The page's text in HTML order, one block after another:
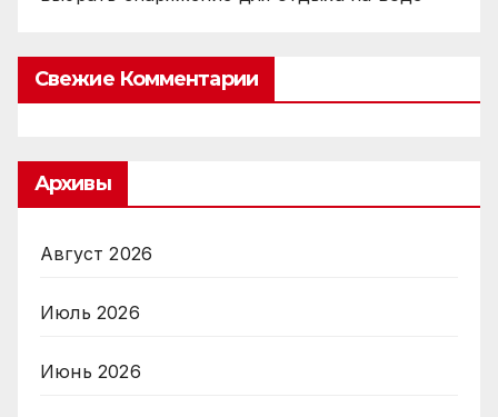
Свежие Комментарии
Архивы
Август 2026
Июль 2026
Июнь 2026